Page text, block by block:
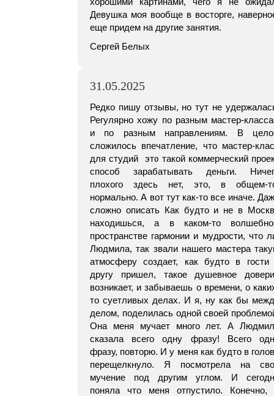
Девушка моя вообще в восторге,
еще придем на другие занятия.
Сергей Белых
31.05.2025
Редко пишу отзывы, но тут не
Регулярно хожу по разным мастер-
и по разным направлениям. В
сложилось впечатление, что мастер-
для студий это такой коммерческий
способ зарабатывать деньги.
плохого здесь нет, это, в общем-
нормально. А вот тут как-то все иначе.
сложно описать Как будто и не в
находишься, а в каком-то
пространстве гармонии и мудрости, что
Людмила, так звали нашего мастера
атмосферу создает, как будто в гости
другу пришел, такое душевное
возникает, и забываешь о времени, о
то суетливых делах. И я, ну как бы
делом, поделилась одной своей
Она меня мучает много лет. А
сказала всего одну фразу! Всего
фразу, повторю. И у меня как будто в
перещелкнуло. Я посмотрела на
мучение под другим углом. И
поняла что меня отпустило. Конечно,